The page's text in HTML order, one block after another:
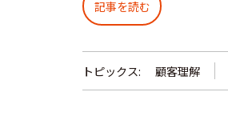
記事を読む
トピックス: 顧客理解